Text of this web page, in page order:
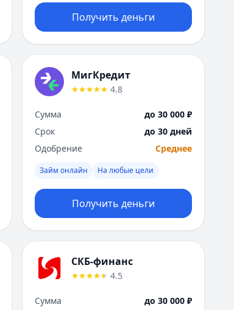
Получить деньги
МигКредит
4.8
Сумма
до 30 000 ₽
Срок
до 30 дней
Одобрение
Среднее
Займ онлайн На любые цели
Получить деньги
СКБ-финанс
4.5
Сумма до 30 000 ₽